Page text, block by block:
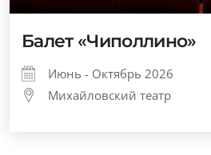
Балет «Чиполлино»
Июнь - Октябрь 2026
Михайловский театр